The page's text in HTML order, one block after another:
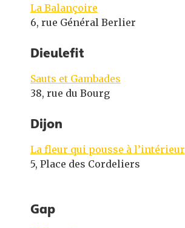
La Balançoire
6, rue Général Berlier
Dieulefit
Sauts et Gambades
38, rue du Bourg
Dijon
La fleur qui pousse à l’intérieur
5, Place des Cordeliers
Gap